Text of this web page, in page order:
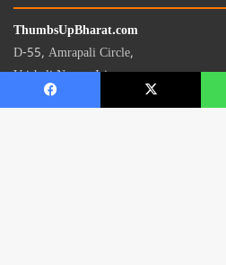
ThumbsUpBharat.com
D-55, Amrapali Circle,
Vaishali Nagar, Jaipur
Rajasthan - 302021